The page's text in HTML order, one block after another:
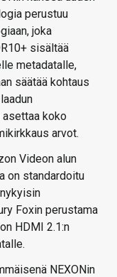
perustuu
joka
sisältää
metadatalle,
säätää kohtaus
asettaa koko
arvot.
Videon alun
on standardoitu
Foxin perustama
HDMI 2.1:n
NEXONin